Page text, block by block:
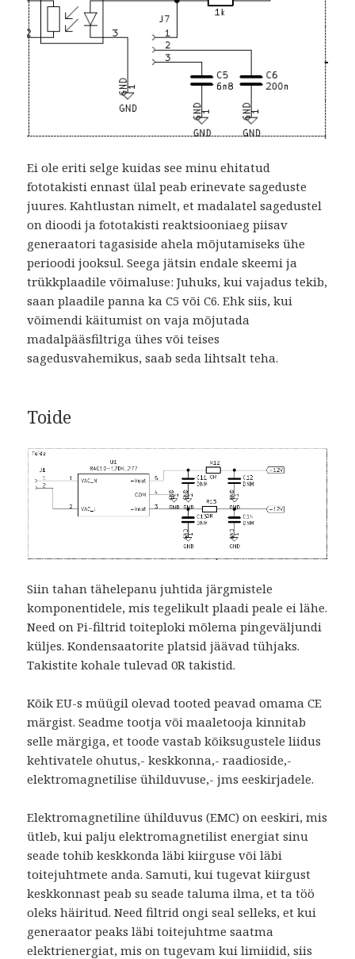
Ei ole eriti selge kuidas see minu ehitatud
fototakisti ennast ülal peab erinevate sageduste
juures. Kahtlustan nimelt, et madalatel sagedustel
on dioodi ja fototakisti reaktsiooniaeg piisav
generaatori tagasiside ahela mõjutamiseks ühe
perioodi jooksul. Seega jätsin endale skeemi ja
trükkplaadile võimaluse: Juhuks, kui vajadus tekib,
saan plaadile panna ka C5 või C6. Ehk siis, kui
võimendi käitumist on vaja mõjutada
madalpääsfiltriga ühes või teises
sagedusvahemikus, saab seda lihtsalt teha.
Toide
Siin tahan tähelepanu juhtida järgmistele
komponentidele, mis tegelikult plaadi peale ei lähe.
Need on Pi-filtrid toiteploki mõlema pingeväljundi
küljes. Kondensaatorite platsid jäävad tühjaks.
Takistite kohale tulevad 0R takistid.
Kõik EU-s müügil olevad tooted peavad omama CE
märgist. Seadme tootja või maaletooja kinnitab
selle märgiga, et toode vastab kõiksugustele liidus
kehtivatele ohutus,- keskkonna,- raadioside,-
elektromagnetilise ühilduvuse,- jms eeskirjadele.
Elektromagnetiline ühilduvus (EMC) on eeskiri, mis
ütleb, kui palju elektromagnetilist energiat sinu
seade tohib keskkonda läbi kiirguse või läbi
toitejuhtmete anda. Samuti, kui tugevat kiirgust
keskkonnast peab su seade taluma ilma, et ta töö
oleks häiritud. Need filtrid ongi seal selleks, et kui
generaator peaks läbi toitejuhtme saatma
elektrienergiat, mis on tugevam kui limiidid, siis